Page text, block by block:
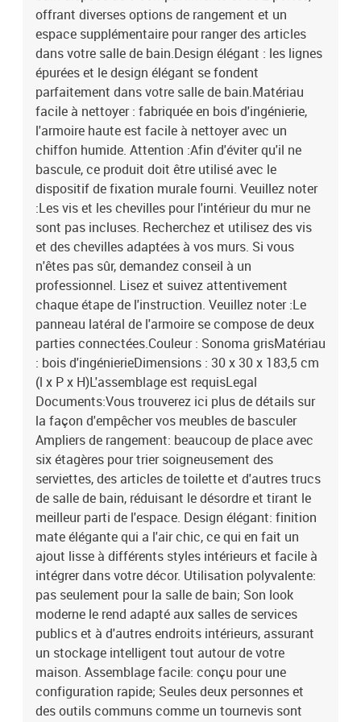
sans perdre de qualité. Couleur : Sonoma gris Matériau : bois
L'assemblage est requis Vous trouverez ici plus de détails sur la
façon d'empêcher vos meubles de basculer EAN : 8720286931745
SKU : 815109 Marque : vidaXL
offrant diverses options de rangement et un
espace supplémentaire pour ranger des articles
dans votre salle de bain.Design élégant : les lignes
épurées et le design élégant se fondent
parfaitement dans votre salle de bain.Matériau
facile à nettoyer : fabriquée en bois d'ingénierie,
l'armoire haute est facile à nettoyer avec un
chiffon humide. Attention :Afin d'éviter qu'il ne
bascule, ce produit doit être utilisé avec le
dispositif de fixation murale fourni. Veuillez noter
:Les vis et les chevilles pour l'intérieur du mur ne
sont pas incluses. Recherchez et utilisez des vis
et des chevilles adaptées à vos murs. Si vous
n'êtes pas sûr, demandez conseil à un
professionnel. Lisez et suivez attentivement
chaque étape de l'instruction. Veuillez noter :Le
panneau latéral de l'armoire se compose de deux
parties connectées.Couleur : Sonoma grisMatériau
: bois d'ingénierieDimensions : 30 x 30 x 183,5 cm
(l x P x H)L'assemblage est requisLegal
Documents:Vous trouverez ici plus de détails sur
la façon d'empêcher vos meubles de basculer
Ampliers de rangement: beaucoup de place avec
six étagères pour trier soigneusement des
serviettes, des articles de toilette et d'autres trucs
de salle de bain, réduisant le désordre et tirant le
meilleur parti de l'espace. Design élégant: finition
mate élégante qui a l'air chic, ce qui en fait un
ajout lisse à différents styles intérieurs et facile à
intégrer dans votre décor. Utilisation polyvalente:
pas seulement pour la salle de bain; Son look
moderne le rend adapté aux salles de services
publics et à d'autres endroits intérieurs, assurant
un stockage intelligent tout autour de votre
maison. Assemblage facile: conçu pour une
configuration rapide; Seules deux personnes et
des outils communs comme un tournevis sont